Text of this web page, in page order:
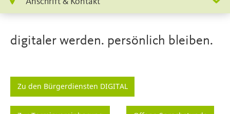
digitaler werden. persönlich bleiben.
Zu den Bürgerdiensten DIGITAL